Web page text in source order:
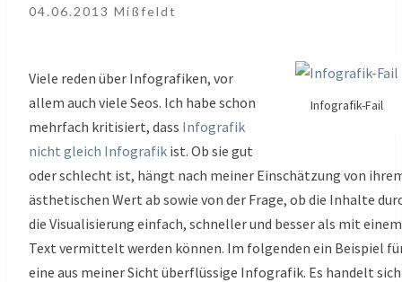
eine
Infografik
04.06.2013 Mißfeldt
Infografik-Fail
Viele reden über Infografiken, vor
allem auch viele Seos. Ich habe schon
mehrfach kritisiert, dass Infografik
nicht gleich Infografik ist. Ob sie gut
oder schlecht ist, hängt nach meiner Einschätzung von
ästhetischen Wert ab sowie von der Frage, ob die Inhalte
die Visualisierung einfach, schneller und besser als mit einem
Text vermittelt werden können. Im folgenden ein Beispiel
eine aus meiner Sicht überflüssige Infografik. Es handelt sich